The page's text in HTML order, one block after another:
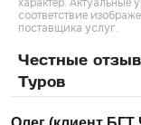
соответствие
поставщика услуг.
Честные
Туров